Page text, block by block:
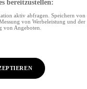
bereitzustellen:
aktiv abfragen. Speichern
von Werbeleistung und der
von Angeboten.